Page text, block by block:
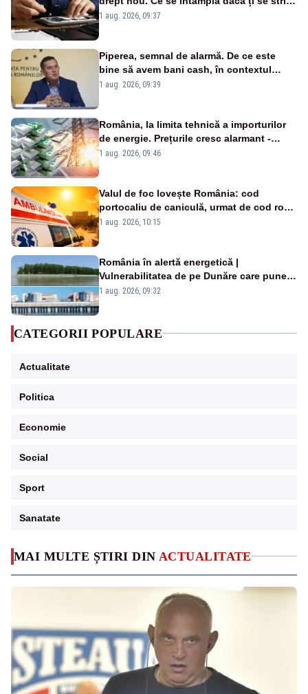
MAI MULTE ȘTIRI DIN ACTUALITATE
un produs
1 aug. 2026, 09:37
Piperea, semnal de alarmă. De ce este
bine să avem bani cash, în contextul
alertei energetice?
1 aug. 2026, 09:39
România, la limita tehnică a importurilor
de energie. Prețurile cresc alarmant -
Analiză Realitatea Plus
1 aug. 2026, 09:46
Valul de foc lovește România: cod
portocaliu de caniculă, urmat de cod roșu
duminică. Temperaturile urcă spre 40°C
1 aug. 2026, 10:15
România în alertă energetică |
Vulnerabilitatea de pe Dunăre care pune
în pericol Centrala Cernavodă era
1 aug. 2026, 09:32
CATEGORII POPULARE
Actualitate
Politica
Economie
Social
Sport
Sanatate